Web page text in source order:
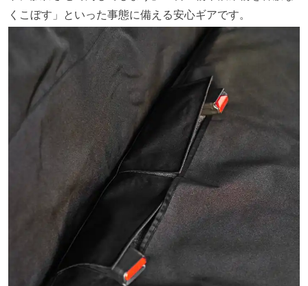
くこぼす」といった事態に備える安心ギアです。